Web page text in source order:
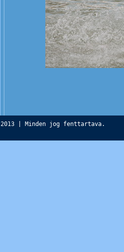
2013 | Minden jog fenttartava.